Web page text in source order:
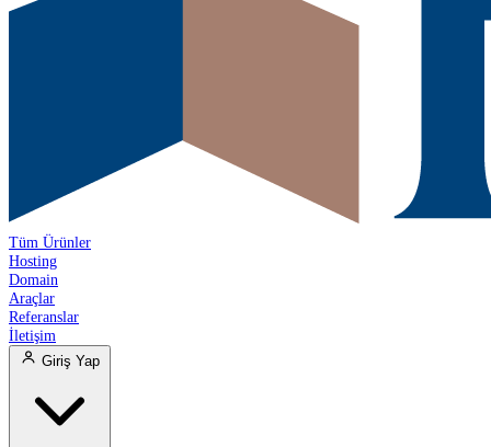
Tüm Ürünler
Hosting
Domain
Araçlar
Referanslar
İletişim
Giriş Yap